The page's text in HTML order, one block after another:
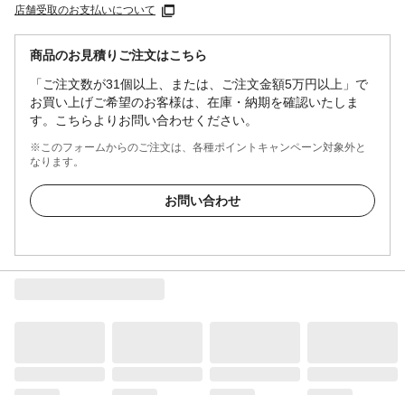
店舗受取のお支払いについて
商品のお見積りご注文はこちら
「ご注文数が31個以上、または、ご注文金額5万円以上」で
お買い上げご希望のお客様は、在庫・納期を確認いたしま
す。こちらよりお問い合わせください。
※このフォームからのご注文は、各種ポイントキャンペーン対象外と
なります。
お問い合わせ